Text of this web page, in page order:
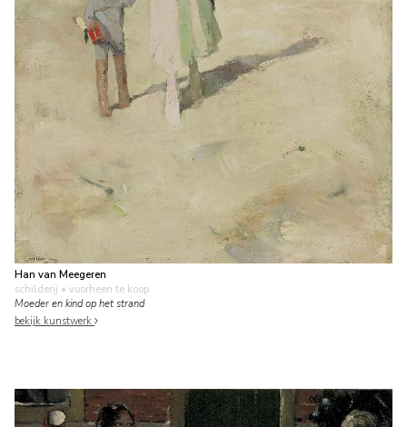
Han van Meegeren
schilderij • voorheen te koop
Moeder en kind op het strand
bekijk kunstwerk